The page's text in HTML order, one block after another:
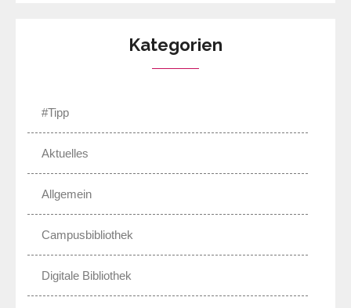
Kategorien
#Tipp
Aktuelles
Allgemein
Campusbibliothek
Digitale Bibliothek